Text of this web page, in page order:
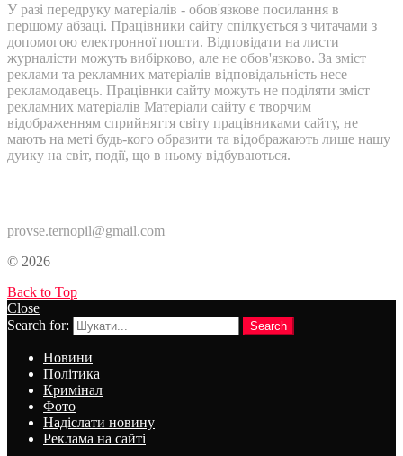
У разі передруку матеріалів - обов'язкове посилання в
першому абзаці. Працівники сайту спілкується з читачами з
допомогою електронної пошти. Відповідати на листи
журналісти можуть вибірково, але не обов'язково. За зміст
реклами та рекламних матеріалів відповідальність несе
рекламодавець. Працівнки сайту можуть не поділяти зміст
рекламних матеріалів Матеріали сайту є творчим
відображенням сприйняття світу працівниками сайту, не
мають на меті будь-кого образити та відображають лише нашу
дуику на світ, події, що в ньому відбуваються.
provse.ternopil@gmail.com
© 2026
Back to Top
Close
Search for:
Search
Новини
Політика
Кримінал
Фото
Надіслати новину
Реклама на сайті